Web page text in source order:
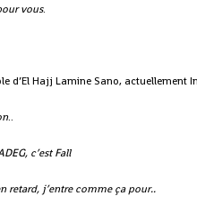
vous.
d’El Hajj Lamine Sano,
..
c’est Fall
retard, j’entre comme ça pour..